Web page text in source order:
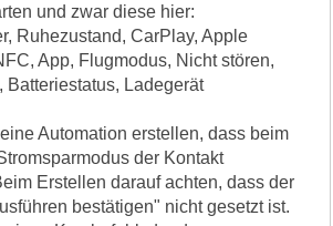
und zwar diese hier:
Ruhezustand, CarPlay, Apple
App, Flugmodus, Nicht stören,
Batteriestatus, Ladegerät
Automation erstellen, dass beim
der Kontakt
Erstellen darauf achten, dass der
bestätigen" nicht gesetzt ist.